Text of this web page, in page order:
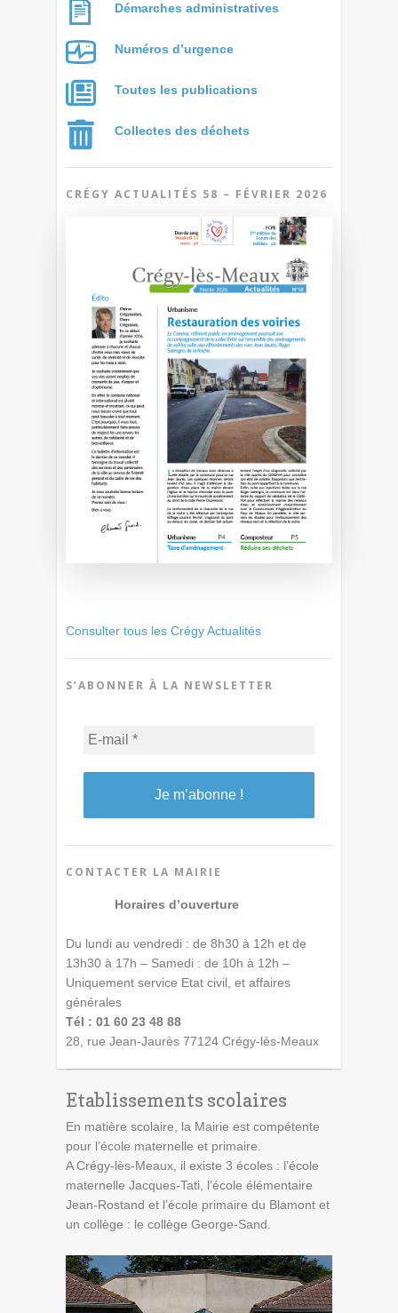
Démarches administratives
Numéros d’urgence
Toutes les publications
Collectes des déchets
CRÉGY ACTUALITÉS 58 – FÉVRIER 2026
Consulter tous les Crégy Actualités
S’ABONNER À LA NEWSLETTER
CONTACTER LA MAIRIE
Horaires d’ouverture
Du lundi au vendredi : de 8h30 à 12h et de
13h30 à 17h – Samedi : de 10h à 12h –
Uniquement service Etat civil, et affaires
générales
Tél : 01 60 23 48 88
28, rue Jean-Jaurès 77124 Crégy-lès-Meaux
Etablissements scolaires
En matière scolaire, la Mairie est compétente
pour l’école maternelle et primaire.
A Crégy-lès-Meaux, il existe 3 écoles : l’école
maternelle Jacques-Tati, l’école élémentaire
Jean-Rostand et l’école primaire du Blamont et
un collège : le collège George-Sand.